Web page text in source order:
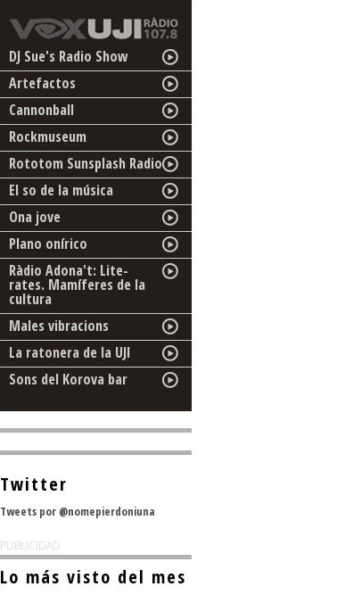
DJ Sue's Radio Show
Artefactos
Cannonball
Rockmuseum
Rototom Sunsplash Radio
El so de la música
Ona jove
Plano onírico
Ràdio Adona't: Lite-
rates. Mamíferes de la
cultura
Males vibracions
La ratonera de la UJI
Sons del Korova bar
Twitter
Tweets por @nomepierdoniuna
PUBLICIDAD
Lo más visto del mes